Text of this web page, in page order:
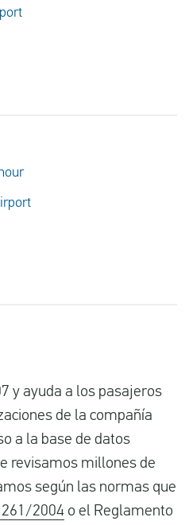
y ayuda a los pasajeros
de la compañía
a la base de datos
revisamos millones de
según las normas que
2004 o el Reglamento